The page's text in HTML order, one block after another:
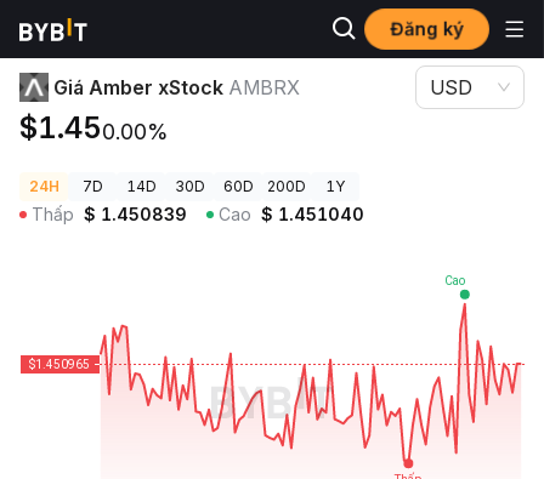
Đăng ký
Giá Tiền Điện Tử Giá Amber xStock AMBRX
Giá Amber xStock AMBRX
$1.450.00%
USD
24H 7D 14D 30D 60D 200D 1Y
Thấp $ 1.450839 Cao $ 1.451040